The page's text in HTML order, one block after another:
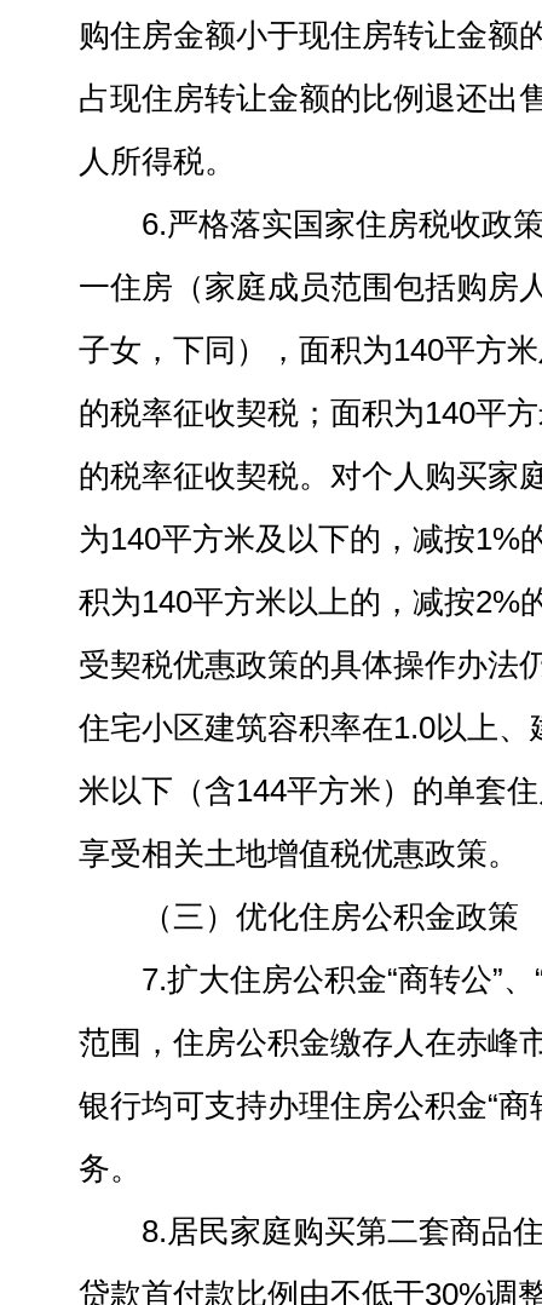
购住房金额小于现住房转让金额
占现住房转让金额的比例退还出
人所得税。
6.严格落实国家住房税收政
一住房（家庭成员范围包括购房
子女，下同），面积为140平方
的税率征收契税；面积为140平
的税率征收契税。对个人购买家
为140平方米及以下的，减按1%
积为140平方米以上的，减按2%
受契税优惠政策的具体操作办法
住宅小区建筑容积率在1.0以上、
米以下（含144平方米）的单套
享受相关土地增值税优惠政策。
（三）优化住房公积金政策
7.扩大住房公积金“商转公”
范围，住房公积金缴存人在赤峰
银行均可支持办理住房公积金“商
务。
8.居民家庭购买第二套商品
贷款首付款比例由不低于30%调